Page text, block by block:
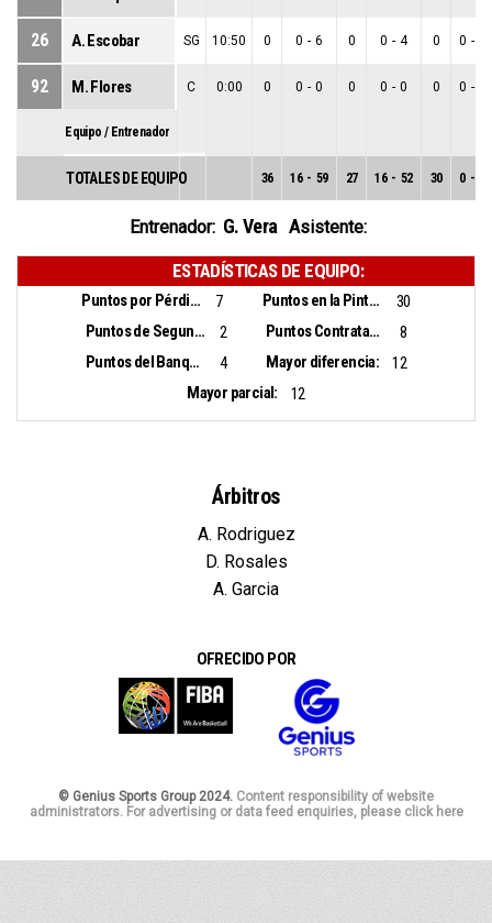
26 A. Escobar SG 10:50 0 0 - 6 0 0 - 4 0 0 -
92 M. Flores C 0:00 0 0 - 0 0 0 - 0 0 0 -
Equipo / Entrenador
TOTALES DE EQUIPO 36 16 - 59 27 16 - 52 30 0 -
Entrenador: G. Vera Asistente:
ESTADÍSTICAS DE EQUIPO:
Puntos por Pérdidas: 7 Puntos en la Pintura:
30
Puntos de Segunda Oportunidad:
2 Puntos Contrataque:
8
Puntos del Banquillo:
4 Mayor diferencia:
12
Mayor parcial:
12
Árbitros
A. Rodriguez
D. Rosales
A. Garcia
OFRECIDO POR
© Genius Sports Group 2024. Content responsibility of website
administrators. For advertising or data feed enquiries, please click here